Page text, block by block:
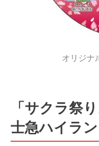
オリジナ
「サクラ祭
士急ハイラ